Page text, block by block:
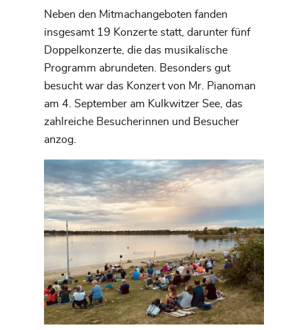
Neben den Mitmachangeboten fanden
insgesamt 19 Konzerte statt, darunter fünf
Doppelkonzerte, die das musikalische
Programm abrundeten. Besonders gut
besucht war das Konzert von Mr. Pianoman
am 4. September am Kulkwitzer See, das
zahlreiche Besucherinnen und Besucher
anzog.